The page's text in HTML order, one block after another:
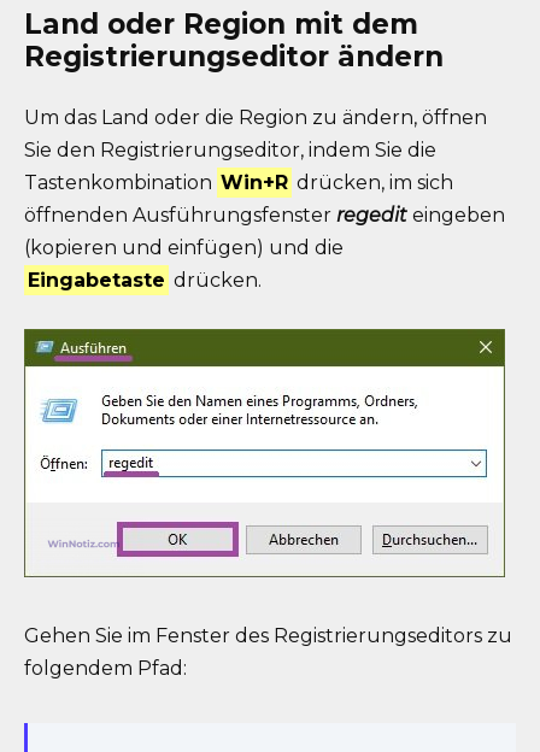
Land oder Region mit dem
Registrierungseditor ändern
Um das Land oder die Region zu ändern, öffnen
Sie den Registrierungseditor, indem Sie die
Tastenkombination Win+R drücken, im sich
öffnenden Ausführungsfenster regedit eingeben
(kopieren und einfügen) und die
Eingabetaste drücken.
Gehen Sie im Fenster des Registrierungseditors zu
folgendem Pfad: